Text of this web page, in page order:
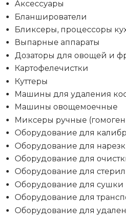
Аксессуары
Бланширователи
Бликсеры, процессоры
Выпарные аппараты
Дозаторы для овощей и
Картофелечистки
Куттеры
Машины для удаления
Машины овощемоечные
Миксеры ручные
Оборудование для
Оборудование для
Оборудование для
Оборудование для
Оборудование для сушки
Оборудование для
Оборудование для